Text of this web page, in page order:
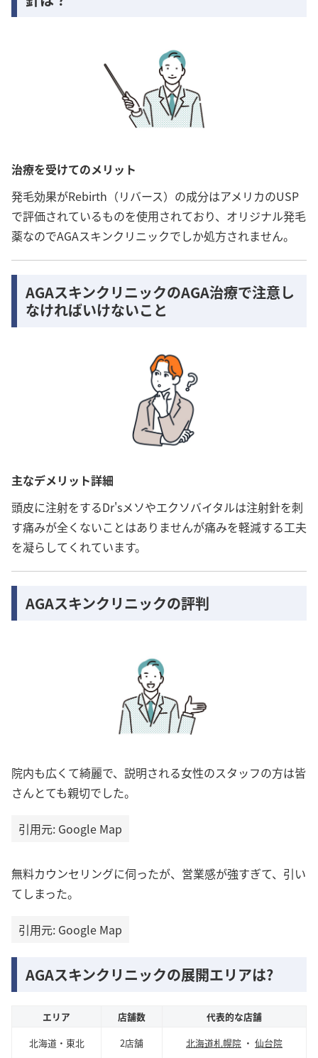
治療を受けてのメリット
発毛効果がRebirth（リバース）の成分はアメリカのUSP
で評価されているものを使用されており、オリジナル発毛
薬なのでAGAスキンクリニックでしか処方されません。
AGAスキンクリニックのAGA治療で注意し
なければいけないこと
主なデメリット詳細
頭皮に注射をするDr'sメソやエクソバイタルは注射針を刺
す痛みが全くないことはありませんが痛みを軽減する工夫
を凝らしてくれています。
AGAスキンクリニックの評判
院内も広くて綺麗で、説明される女性のスタッフの方は皆
さんとても親切でした。
引用元: Google Map
無料カウンセリングに伺ったが、営業感が強すぎて、引い
てしまった。
引用元: Google Map
AGAスキンクリニックの展開エリアは?
エリア 店舗数
代表的な店舗
北海道・東北
2店舗 北海道札幌院 ・ 仙台院